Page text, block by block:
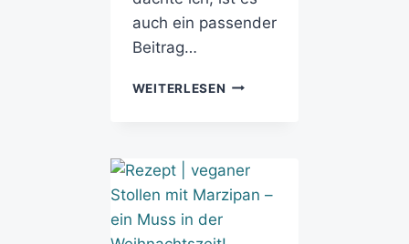
auch ein passender
Beitrag…
WEITERLESEN